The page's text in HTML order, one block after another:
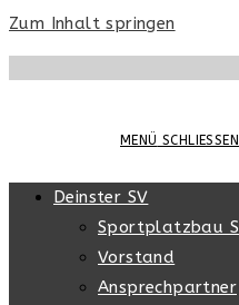
Zum Inhalt springen
MENÜ SCHLIESSEN
Deinster SV
Sportplatzbau
Vorstand
Ansprechpartner